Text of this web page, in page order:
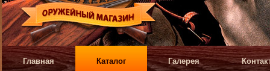
Главная Каталог Галерея